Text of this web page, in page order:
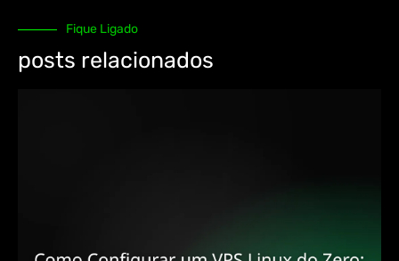
Fique Ligado
posts relacionados